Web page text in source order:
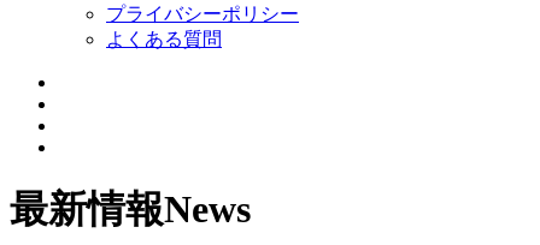
プライバシーポリシー
よくある質問
最新情報News